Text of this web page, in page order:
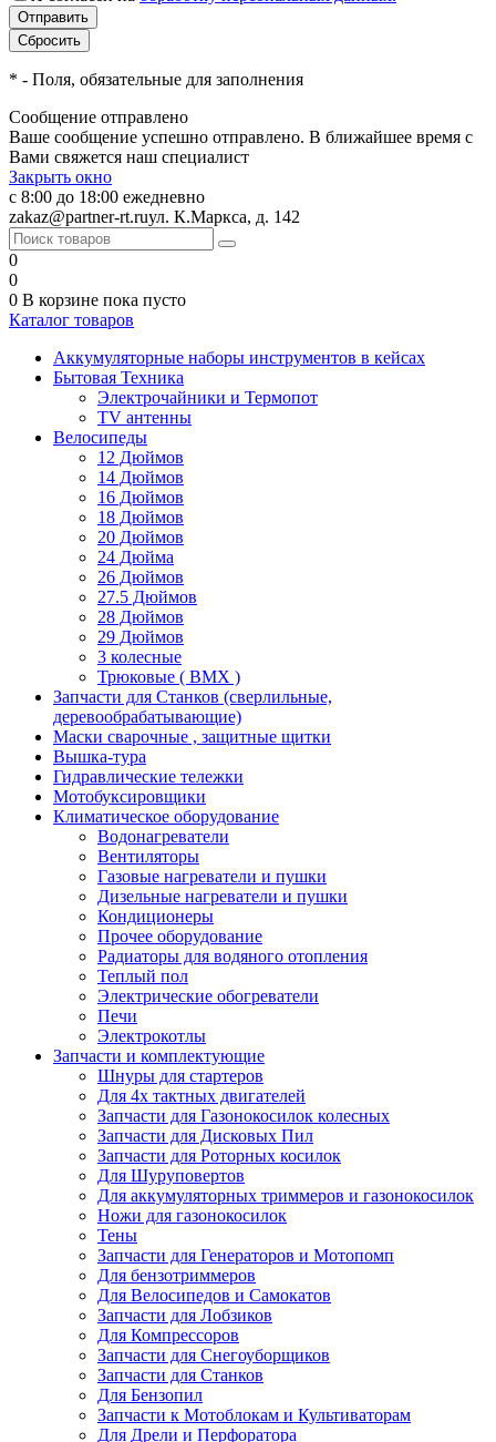
* - Поля, обязательные для заполнения
Сообщение отправлено
Ваше сообщение успешно отправлено. В ближайшее время с
Вами свяжется наш специалист
Закрыть окно
с 8:00 до 18:00 ежедневно
zakaz@partner-rt.ruул. К.Маркса, д. 142
0
0
0 В корзине пока пусто
Каталог товаров
Аккумуляторные наборы инструментов в кейсах
Бытовая Техника
Электрочайники и Термопот
TV антенны
Велосипеды
12 Дюймов
14 Дюймов
16 Дюймов
18 Дюймов
20 Дюймов
24 Дюйма
26 Дюймов
27.5 Дюймов
28 Дюймов
29 Дюймов
3 колесные
Трюковые ( BMX )
Запчасти для Станков (сверлильные,
деревообрабатывающие)
Маски сварочные , защитные щитки
Вышка-тура
Гидравлические тележки
Мотобуксировщики
Климатическое оборудование
Водонагреватели
Вентиляторы
Газовые нагреватели и пушки
Дизельные нагреватели и пушки
Кондиционеры
Прочее оборудование
Радиаторы для водяного отопления
Теплый пол
Электрические обогреватели
Печи
Электрокотлы
Запчасти и комплектующие
Шнуры для стартеров
Для 4х тактных двигателей
Запчасти для Газонокосилок колесных
Запчасти для Дисковых Пил
Запчасти для Роторных косилок
Для Шуруповертов
Для аккумуляторных триммеров и газонокосилок
Ножи для газонокосилок
Тены
Запчасти для Генераторов и Мотопомп
Для бензотриммеров
Для Велосипедов и Самокатов
Запчасти для Лобзиков
Для Компрессоров
Запчасти для Снегоуборщиков
Запчасти для Станков
Для Бензопил
Запчасти к Мотоблокам и Культиваторам
Для Дрели и Перфоратора